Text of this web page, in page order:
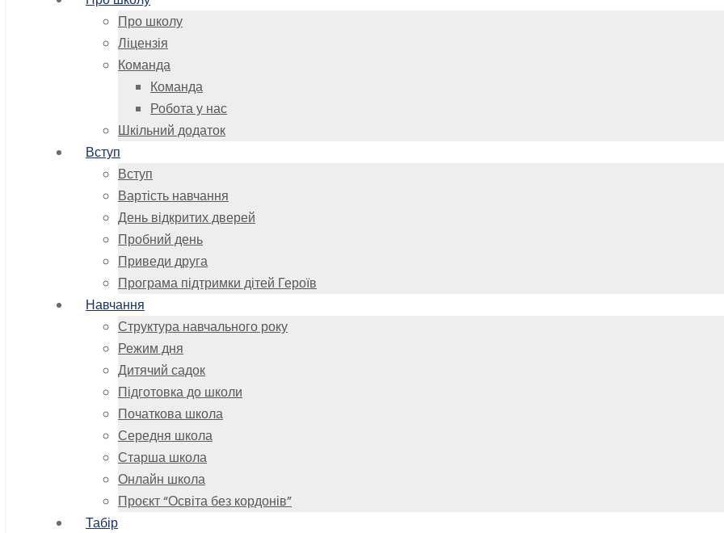
Про школу
Ліцензія
Команда
Команда
Робота у нас
Шкільний додаток
Вступ
Вступ
Вартість навчання
День відкритих дверей
Пробний день
Приведи друга
Програма підтримки дітей Героїв
Навчання
Структура навчального року
Режим дня
Дитячий садок
Підготовка до школи
Початкова школа
Середня школа
Старша школа
Онлайн школа
Проєкт “Освіта без кордонів”
Табір